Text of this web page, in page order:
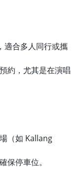
適合多人同行或攜
約，尤其是在演唱
（如 Kallang
保停車位。